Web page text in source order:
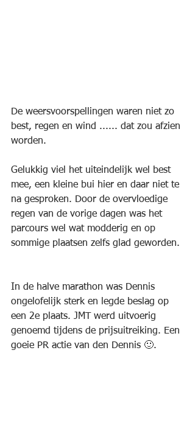
De weersvoorspellingen waren niet zo
best, regen en wind ...... dat zou afzien
worden.
Gelukkig viel het uiteindelijk wel best
mee, een kleine bui hier en daar niet te
na gesproken. Door de overvloedige
regen van de vorige dagen was het
parcours wel wat modderig en op
sommige plaatsen zelfs glad geworden.
In de halve marathon was Dennis
ongelofelijk sterk en legde beslag op
een 2e plaats. JMT werd uitvoerig
genoemd tijdens de prijsuitreiking. Een
goeie PR actie van den Dennis 🙂.